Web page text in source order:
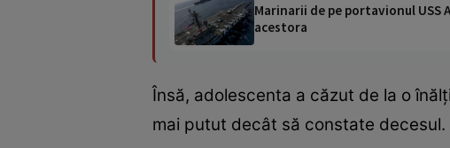
Marinarii de pe portavionul
acestora
Însă, adolescenta a căzut de la o
mai putut decât să constate decesul.